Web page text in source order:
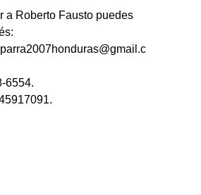
a Roberto Fausto puedes
6554.